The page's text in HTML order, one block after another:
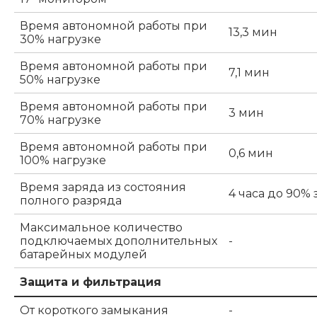
Время автономной работы при
30% нагрузке
13,3 мин
Время автономной работы при
50% нагрузке
7,1 мин
Время автономной работы при
70% нагрузке
3 мин
Время автономной работы при
100% нагрузке
0,6 мин
Время заряда из состояния
полного разряда
4 часа до 90%
Максимальное количество
подключаемых дополнительных
батарейных модулей
-
Защита и фильтрация
От короткого замыкания
-